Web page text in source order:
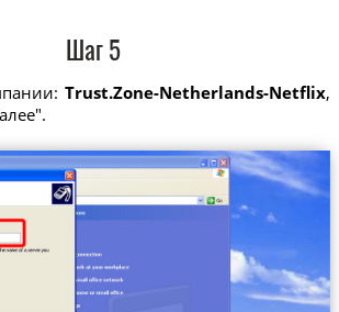
Шаг 5
Trust.Zone-Netherlands-Netflix,